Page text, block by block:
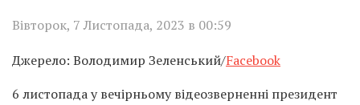
Вівторок, 7 Листопада, 2023 в 00:59
Джерело: Володимир Зеленський/Facebook
6 листопада у вечірньому відеозверненні президент